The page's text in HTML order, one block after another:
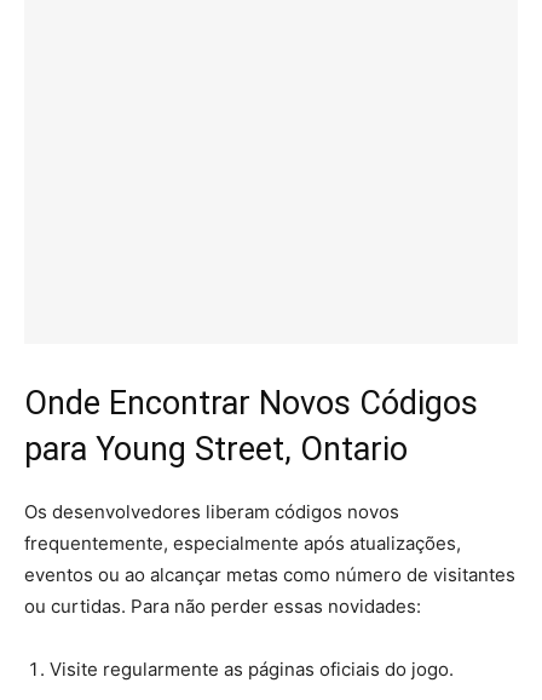
Onde Encontrar Novos Códigos
para Young Street, Ontario
Os desenvolvedores liberam códigos novos
frequentemente, especialmente após atualizações,
eventos ou ao alcançar metas como número de visitantes
ou curtidas. Para não perder essas novidades:
Visite regularmente as páginas oficiais do jogo.